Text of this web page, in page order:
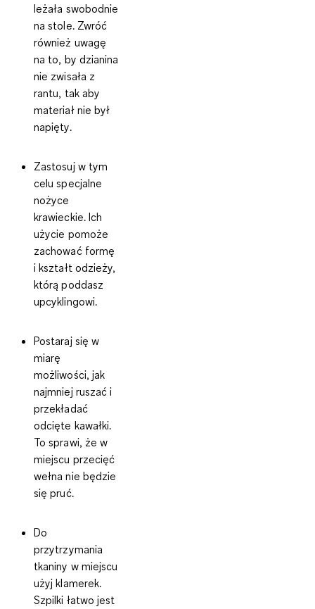
leżała swobodnie
na stole. Zwróć
również uwagę
na to, by dzianina
nie zwisała z
rantu, tak aby
materiał nie był
napięty.
Zastosuj w tym
celu specjalne
nożyce
krawieckie. Ich
użycie pomoże
zachować formę
i kształt odzieży,
którą poddasz
upcyklingowi.
Postaraj się w
miarę
możliwości, jak
najmniej ruszać i
przekładać
odcięte kawałki.
To sprawi, że w
miejscu przecięć
wełna nie będzie
się pruć.
Do
przytrzymania
tkaniny w miejscu
użyj klamerek.
Szpilki łatwo jest